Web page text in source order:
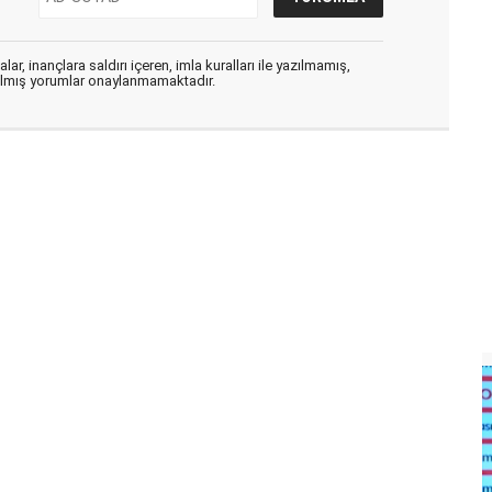
inançlara saldırı içeren, imla kuralları ile yazılmamış,
yorumlar onaylanmamaktadır.